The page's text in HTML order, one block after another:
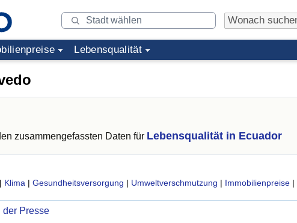
Lebensqualität
zusammengefassten Daten für Lebensqualität in Ecuador
| Klima | Gesundheitsversorgung | Umweltverschmutzung | Immobilienpreise |
der Presse